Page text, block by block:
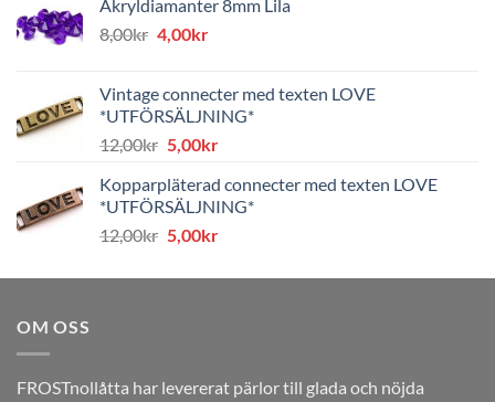
Akryldiamanter 8mm Lila
8,00kr Det
var:
8,00kr.
4,00krDet
är:
4,00kr.
Vintage connecter med texten LOVE
*UTFÖRSÄLJNING*
12,00kr Det
priset
var:
12,00kr.
5,00krDet
priset
är:
5,00kr.
Kopparpläterad connecter med texten LOVE
*UTFÖRSÄLJNING*
12,00kr Det
priset
5,00krDet
priset
OM OSS
FROSTnollåtta har levererat pärlor till glada och nöjda